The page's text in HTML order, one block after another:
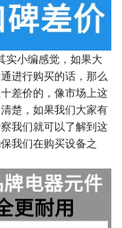
实小编感觉，如果大
进行购买的话，那么
差价的，像市场上这
楚，如果我们大家有
我们就可以了解到这
我们在购买设备之